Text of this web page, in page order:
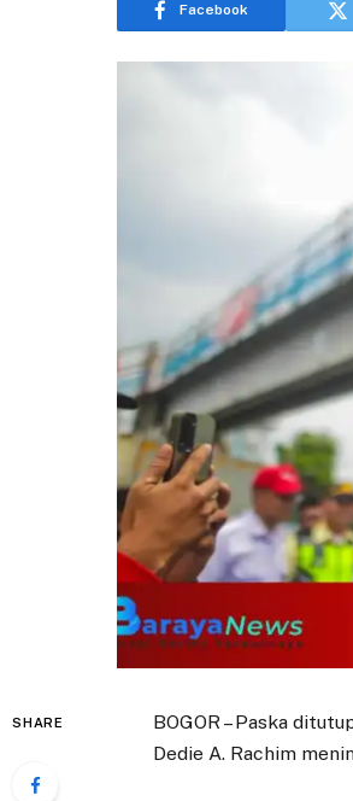
Facebook
SHARE
BOGOR – Paska
Dedie A. Rachim